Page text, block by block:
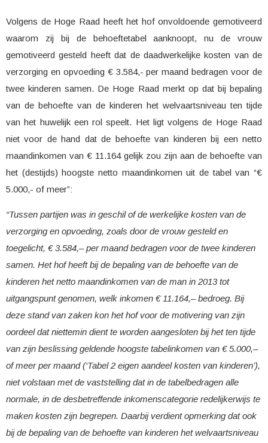
Volgens de Hoge Raad heeft het hof onvoldoende gemotiveerd
waarom zij bij de behoeftetabel aanknoopt, nu de vrouw
gemotiveerd gesteld heeft dat de daadwerkelijke kosten van de
verzorging en opvoeding € 3.584,- per maand bedragen voor de
twee kinderen samen. De Hoge Raad merkt op dat bij bepaling
van de behoefte van de kinderen het welvaartsniveau ten tijde
van het huwelijk een rol speelt. Het ligt volgens de Hoge Raad
niet voor de hand dat de behoefte van kinderen bij een netto
maandinkomen van € 11.164 gelijk zou zijn aan de behoefte van
het (destijds) hoogste netto maandinkomen uit de tabel van “€
5.000,- of meer”:
“Tussen partijen was in geschil of de werkelijke kosten van de
verzorging en opvoeding, zoals door de vrouw gesteld en
toegelicht, € 3.584,– per maand bedragen voor de twee kinderen
samen. Het hof heeft bij de bepaling van de behoefte van de
kinderen het netto maandinkomen van de man in 2013 tot
uitgangspunt genomen, welk inkomen € 11.164,– bedroeg. Bij
deze stand van zaken kon het hof voor de motivering van zijn
oordeel dat niettemin dient te worden aangesloten bij het ten tijde
van zijn beslissing geldende hoogste tabelinkomen van € 5.000,–
of meer per maand (‘Tabel 2 eigen aandeel kosten van kinderen’),
niet volstaan met de vaststelling dat in de tabelbedragen alle
normale, in de desbetreffende inkomenscategorie redelijkerwijs te
maken kosten zijn begrepen. Daarbij verdient opmerking dat ook
bij de bepaling van de behoefte van kinderen het welvaartsniveau